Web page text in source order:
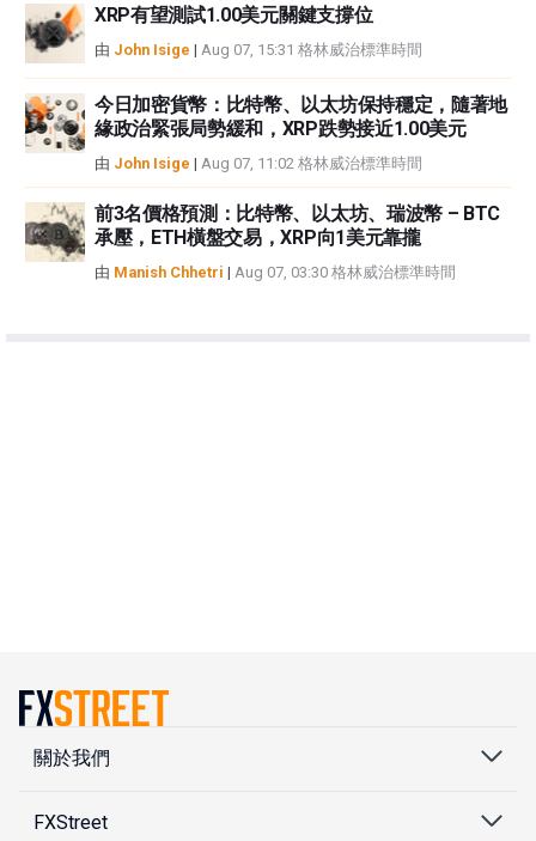
XRP有望測試1.00美元關鍵支撐位
由 John Isige | Aug 07, 15:31 格林威治標準時間
今日加密貨幣：比特幣、以太坊保持穩定，隨著地
緣政治緊張局勢緩和，XRP跌勢接近1.00美元
由 John Isige | Aug 07, 11:02 格林威治標準時間
前3名價格預測：比特幣、以太坊、瑞波幣 – BTC
承壓，ETH橫盤交易，XRP向1美元靠攏
由 Manish Chhetri | Aug 07, 03:30 格林威治標準時間
關於我們
FXStreet